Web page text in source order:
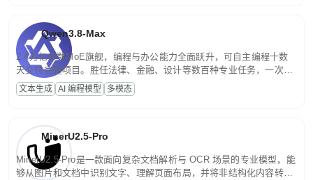
Qwen3.8-Max
2.4万亿参数MoE旗舰，编程与办公能力全面跃升，可自主编程十数
天交付完整项目。胜任法律、金融、设计等数百种专业任务，一次对
话端到端交付生产级成果。原生视觉理解贯穿规划、执行与验证全流
程，支持超长文档与长视频的深度语义解析。长程任务中自主规划与
文本生成 AI 编程模型 多模态
MinerU2.5-Pro
MinerU2.5-Pro是一款面向复杂文档解析与 OCR 场景的专业模型，能
够从图片和文档中识别文字、理解页面布局，并将非结构化内容转换